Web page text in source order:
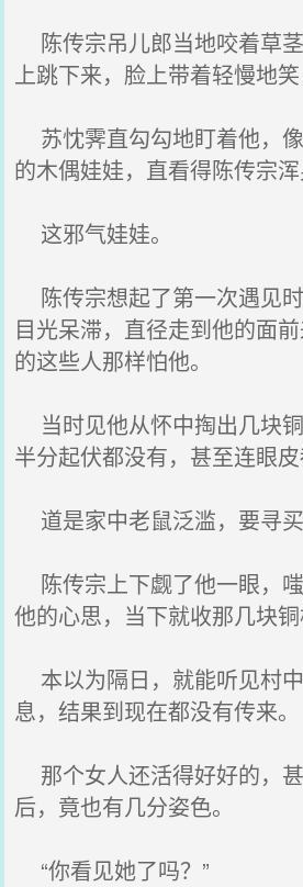
陈传宗吊儿郎当地咬着草
上跳下来，脸上带着轻慢地笑
苏忱霁直勾勾地盯着他，
的木偶娃娃，直看得陈传宗浑
这邪气娃娃。
陈传宗想起了第一次遇见时
目光呆滞，直径走到他的面
的这些人那样怕他。
当时见他从怀中掏出几块铜
半分起伏都没有，甚至连眼皮
道是家中老鼠泛滥，要寻买
陈传宗上下觑了他一眼，
他的心思，当下就收那几块铜
本以为隔日，就能听见村
息，结果到现在都没有传来。
那个女人还活得好好的，
后，竟也有几分姿色。
“你看见她了吗？”